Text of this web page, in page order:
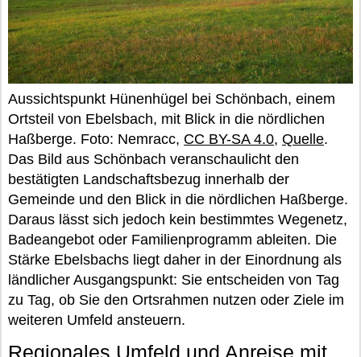
Aussichtspunkt Hünenhügel bei Schönbach, einem
Ortsteil von Ebelsbach, mit Blick in die nördlichen
Haßberge. Foto: Nemracc, CC BY-SA 4.0, Quelle.
Das Bild aus Schönbach veranschaulicht den
bestätigten Landschaftsbezug innerhalb der
Gemeinde und den Blick in die nördlichen Haßberge.
Daraus lässt sich jedoch kein bestimmtes Wegenetz,
Badeangebot oder Familienprogramm ableiten. Die
Stärke Ebelsbachs liegt daher in der Einordnung als
ländlicher Ausgangspunkt: Sie entscheiden von Tag
zu Tag, ob Sie den Ortsrahmen nutzen oder Ziele im
weiteren Umfeld ansteuern.
Regionales Umfeld und Anreise mit